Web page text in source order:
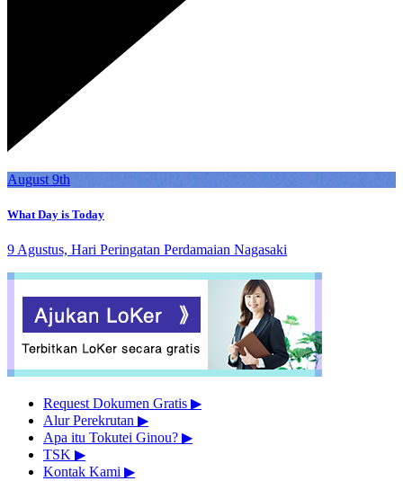
August 9th
What Day is Today
9 Agustus, Hari Peringatan Perdamaian Nagasaki
Request Dokumen Gratis ▶︎
Alur Perekrutan ▶︎
Apa itu Tokutei Ginou? ▶︎
TSK ▶︎
Kontak Kami ▶︎